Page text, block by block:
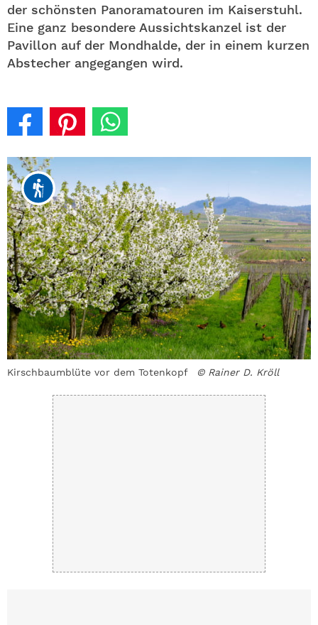
der schönsten Panoramatouren im Kaiserstuhl.
Eine ganz besondere Aussichtskanzel ist der
Pavillon auf der Mondhalde, der in einem kurzen
Abstecher angegangen wird.
Kirschbaumblüte vor dem Totenkopf © Rainer D. Kröll